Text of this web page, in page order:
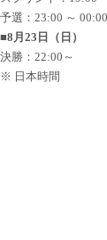
予選：23:00 ～ 00:00
■8月23日（日）
決勝：22:00～
※ 日本時間